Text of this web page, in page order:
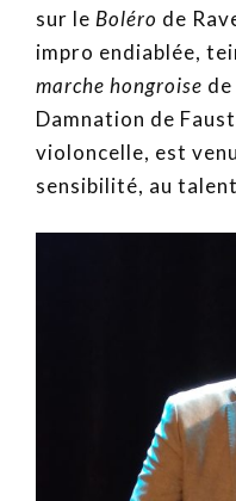
sur le Boléro de
impro endiablée,
marche hongroise
Damnation de
violoncelle, est
sensibilité, au